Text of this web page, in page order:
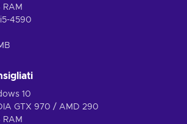
RAM
i5-4590
10
GTX 970 / AMD 290
RAM